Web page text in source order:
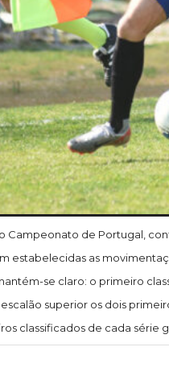
Campeonato de Portugal,
estabelecidas as
se claro: o primeiro
superior os dois
classificados de cada